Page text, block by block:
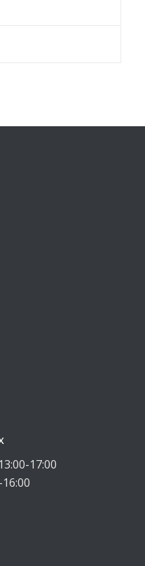
17:00